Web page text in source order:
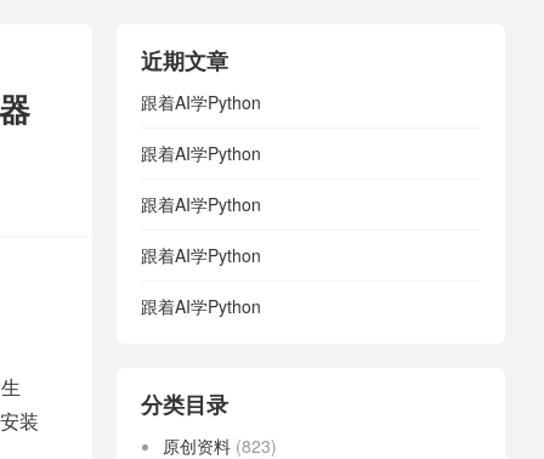
装
近期文章
跟着AI学Python
跟着AI学Python
跟着AI学Python
跟着AI学Python
跟着AI学Python
分类目录
原创资料 (823)